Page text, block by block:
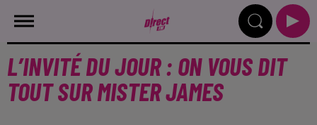
L’INVITÉ DU JOUR : ON VOUS DIT
TOUT SUR MISTER JAMES